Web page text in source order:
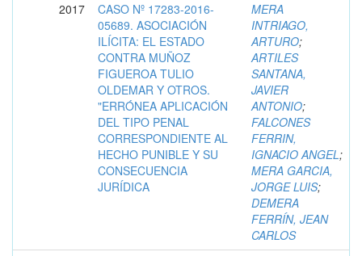
2017
CASO Nº 17283-2016-
05689. ASOCIACIÓN
ILÍCITA: EL ESTADO
CONTRA MUÑOZ
FIGUEROA TULIO
OLDEMAR Y OTROS.
"ERRÓNEA APLICACIÓN
DEL TIPO PENAL
CORRESPONDIENTE AL
HECHO PUNIBLE Y SU
CONSECUENCIA
JURÍDICA
MERA
INTRIAGO,
ARTURO;
ARTILES
SANTANA,
JAVIER
ANTONIO;
FALCONES
FERRIN,
IGNACIO ANGEL;
MERA GARCIA,
JORGE LUIS;
DEMERA
FERRÍN, JEAN
CARLOS